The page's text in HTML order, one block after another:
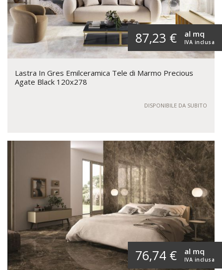
87,23 € IVA inclusa
al mq
Lastra In Gres Emilceramica Tele di Marmo Precious
Agate Black 120x278
DISPONIBILE DA SUBITO
76,74 € IVA inclusa
al mq